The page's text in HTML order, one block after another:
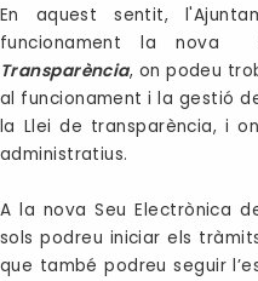
En aquest sentit,
funcionament la nova
Transparència, on podeu
al funcionament i la gestió
la Llei de transparència, i
administratius.
A la nova Seu Electrònica
sols podreu iniciar els
que també podreu seguir